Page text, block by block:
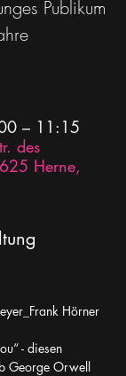
Publikum
– 11:15
des
Herne,
Hörner
- diesen
George Orwell